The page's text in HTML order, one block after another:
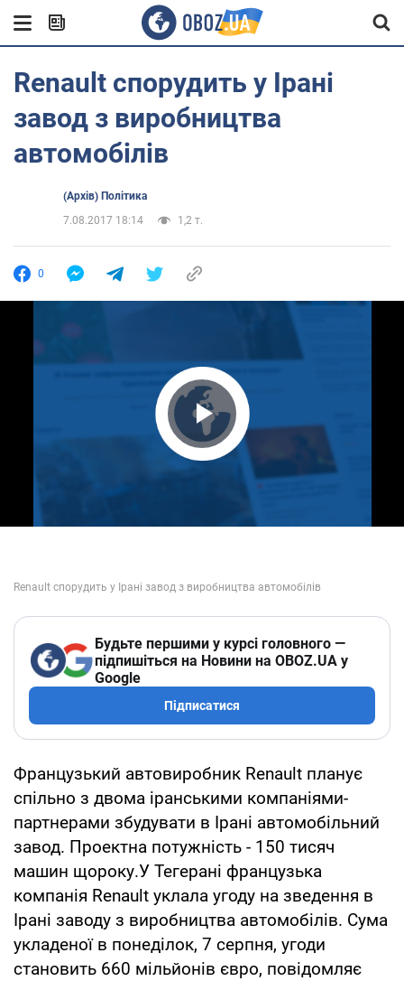
Renault спорудить у Ірані
завод з виробництва
автомобілів
(Архів) Політика
7.08.2017 18:14
1,2 т.
0
Play Video
Будьте першими у курсі головного —
підпишіться на Новини на OBOZ.UA у
Google
Підписатися
Французький автовиробник Renault планує
спільно з двома іранськими компаніями-
партнерами збудувати в Ірані автомобільний
завод. Проектна потужність - 150 тисяч
машин щороку.У Тегерані французька
компанія Renault уклала угоду на зведення в
Ірані заводу з виробництва автомобілів. Сума
укладеної в понеділок, 7 серпня, угоди
становить 660 мільйонів євро, повідомляє